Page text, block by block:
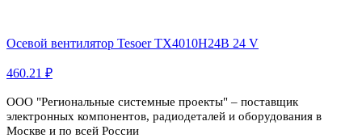
Осевой вентилятор Tesoer TX4010H24B 24 V
460.21 ₽
ООО "Региональные системные проекты" – поставщик
электронных компонентов, радиодеталей и оборудования в
Москве и по всей России